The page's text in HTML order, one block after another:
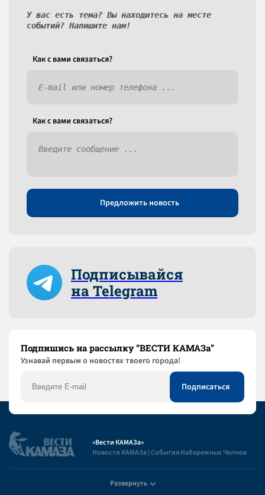
У вас есть тема? Вы находитесь на месте
событий? Напишите нам!
Как c вами связаться?
Как c вами связаться?
Предложить новость
Подписывайся
на Telegram
Подпишись на рассылку “ВЕСТИ КАМАЗа”
Узнaвай первым о новостях твоего города!
«Вести КАМАЗа»
Новости КАМАЗа | События Набережных Челнов
Развернуть